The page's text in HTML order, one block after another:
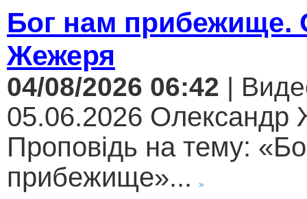
Бог нам прибежище.
Жежеря
04/08/2026 06:42 |
05.06.2026 Олександр
Проповідь на тему:
прибежище»...